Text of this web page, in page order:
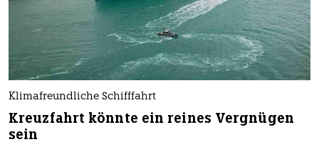
Klimafreundliche Schifffahrt
Kreuzfahrt könnte ein reines Vergnügen
sein